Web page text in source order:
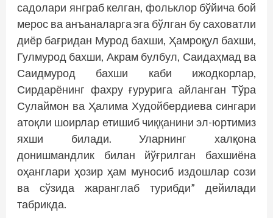
садолари янграб келган, фольклор бўйича бой
мерос ва анъаналарга эга бўлган бу саховатли
диёр бағридан Мурод бахши, Ҳамроқул бахши,
Гулмурод бахши, Акрам булбул, Саидаҳмад ва
Саидмурод бахши каби ижодкорлар,
Сирдарёнинг фахру ғурурига айланган Тўра
Сулаймон ва Ҳалима Худойбердиева сингари
атоқли шоирлар етишиб чиққанини эл-юртимиз
яхши билади. Уларнинг халқона
донишмандлик билан йўғрилган бахшиёна
оҳанглари ҳозир ҳам муносиб издошлар сози
ва сўзида жаранглаб турибди” дейилади
табрикда.